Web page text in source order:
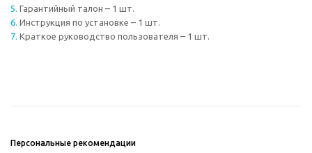
Гарантийный талон – 1 шт.
Инструкция по установке – 1 шт.
Краткое руководство пользователя – 1 шт.
Персональные рекомендации